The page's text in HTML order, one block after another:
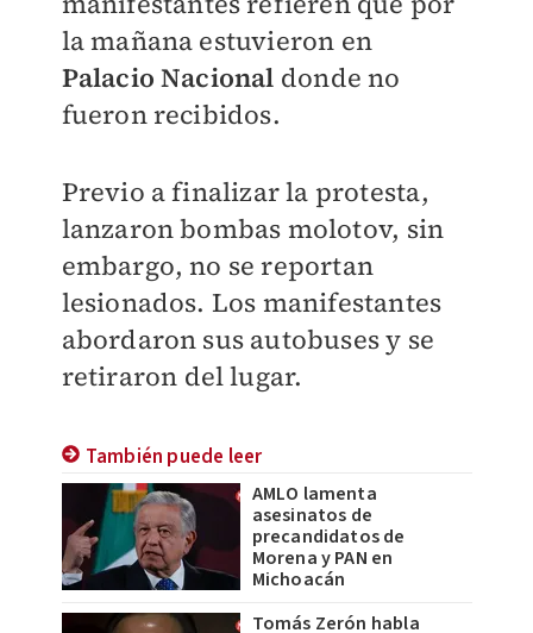
la mañana estuvieron en
Palacio Nacional donde no
fueron recibidos.
Previo a finalizar la protesta,
lanzaron bombas molotov, sin
embargo, no se reportan
lesionados. Los manifestantes
abordaron sus autobuses y se
retiraron del lugar.
También puede leer
AMLO lamenta
asesinatos de
precandidatos de
Morena y PAN en
Michoacán
Tomás Zerón habla